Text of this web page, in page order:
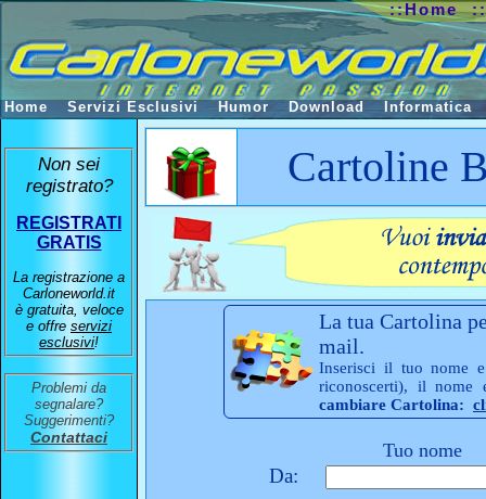
Cartoline
La tua Cartolina
mail.
Inserisci il tuo nome
riconoscerti), il
cambiare Cartolina:
Tuo nome
Da:
Non sei
registrato?
REGISTRATI
GRATIS
La registrazione a
Carloneworld.it
è gratuita, veloce
e offre servizi
esclusivi!
Problemi da
segnalare?
Suggerimenti?
Contattaci
::Home
Home Servizi Esclusivi Humor Download Informatica